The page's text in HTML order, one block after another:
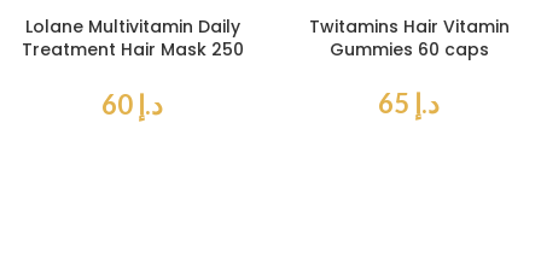
Lolane Multivitamin Daily
Treatment Hair Mask 250
د.إ
Twitamins Hair Vitamin
Gummies 60 caps
د.إ